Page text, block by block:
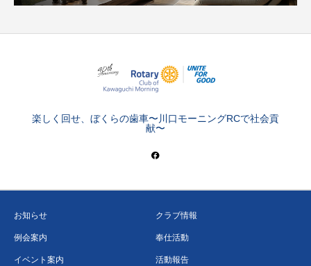
楽しく回せ、ぼくらの歯車〜川口モーニングRCで社会貢
献〜
お知らせ クラブ情報
例会案内 奉仕活動
イベント案内 活動報告